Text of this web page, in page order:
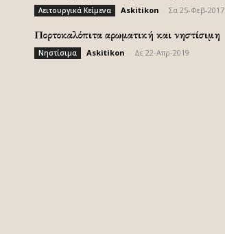
Λειτουργικά Κείμενα Askitikon Σα 25-Φεβ-2017
Πορτοκαλόπιτα αρωματική και νηστίσιμη
Νηστίσιμα Askitikon Δε 22-Απρ-2019